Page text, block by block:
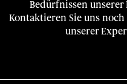
Bedürfnissen
Kontaktieren Sie uns
unserer